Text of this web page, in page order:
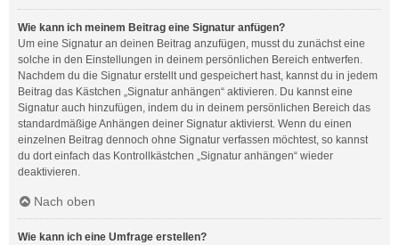
Wie kann ich meinem Beitrag eine Signatur anfügen?
Um eine Signatur an deinen Beitrag anzufügen, musst du zunächst eine
solche in den Einstellungen in deinem persönlichen Bereich entwerfen.
Nachdem du die Signatur erstellt und gespeichert hast, kannst du in jedem
Beitrag das Kästchen „Signatur anhängen“ aktivieren. Du kannst eine
Signatur auch hinzufügen, indem du in deinem persönlichen Bereich das
standardmäßige Anhängen deiner Signatur aktivierst. Wenn du einen
einzelnen Beitrag dennoch ohne Signatur verfassen möchtest, so kannst
du dort einfach das Kontrollkästchen „Signatur anhängen“ wieder
deaktivieren.
Nach oben
Wie kann ich eine Umfrage erstellen?